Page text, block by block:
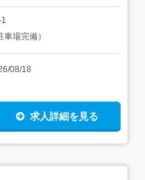
していくことができます。
大切ですが、かといってス
とが得意でない・黙々と作
きる仕事ですので、安心し
す。＜当社のサッシが使わ
きばゲート・マクドナルド
・アウディ千葉中央店 な
場完備）
08/18
求人詳細を見る